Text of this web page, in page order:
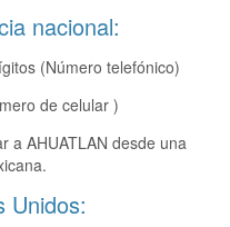
nacional:
(Número telefónico)
de celular )
a AHUATLAN desde una
Unidos: